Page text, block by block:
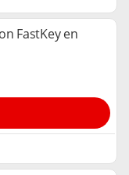
FastKey en